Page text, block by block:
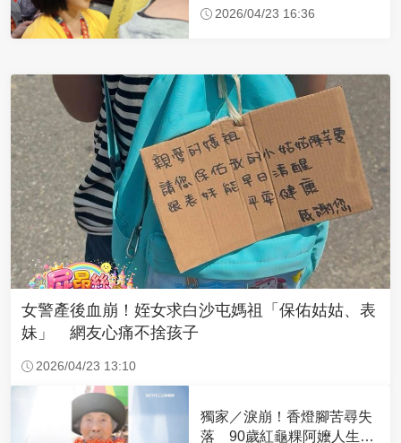
布忍尿5小時不喊累
2026/04/23 16:36
女警產後血崩！姪女求白沙屯媽祖「保佑姑姑、表
妹」 網友心痛不捨孩子
2026/04/23 13:10
獨家／淚崩！香燈腳苦尋失
落 90歲紅龜粿阿嬤人生謝